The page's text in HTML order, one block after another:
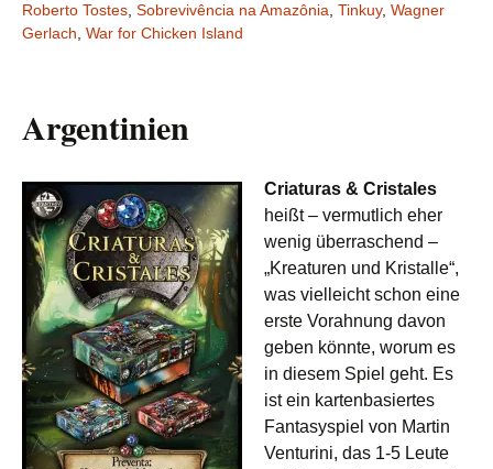
Roberto Tostes Sobrevivência na Amazônia Tinkuy, Wagner
Gerlach War for Chicken Island
Argentinien
Criaturas & Cristales
heißt – vermutlich eher
wenig überraschend –
„Kreaturen und Kristalle“,
was vielleicht schon eine
erste Vorahnung davon
geben könnte, worum es
in diesem Spiel geht. Es
ist ein kartenbasiertes
Fantasyspiel von Martin
Venturini, das 1-5 Leute